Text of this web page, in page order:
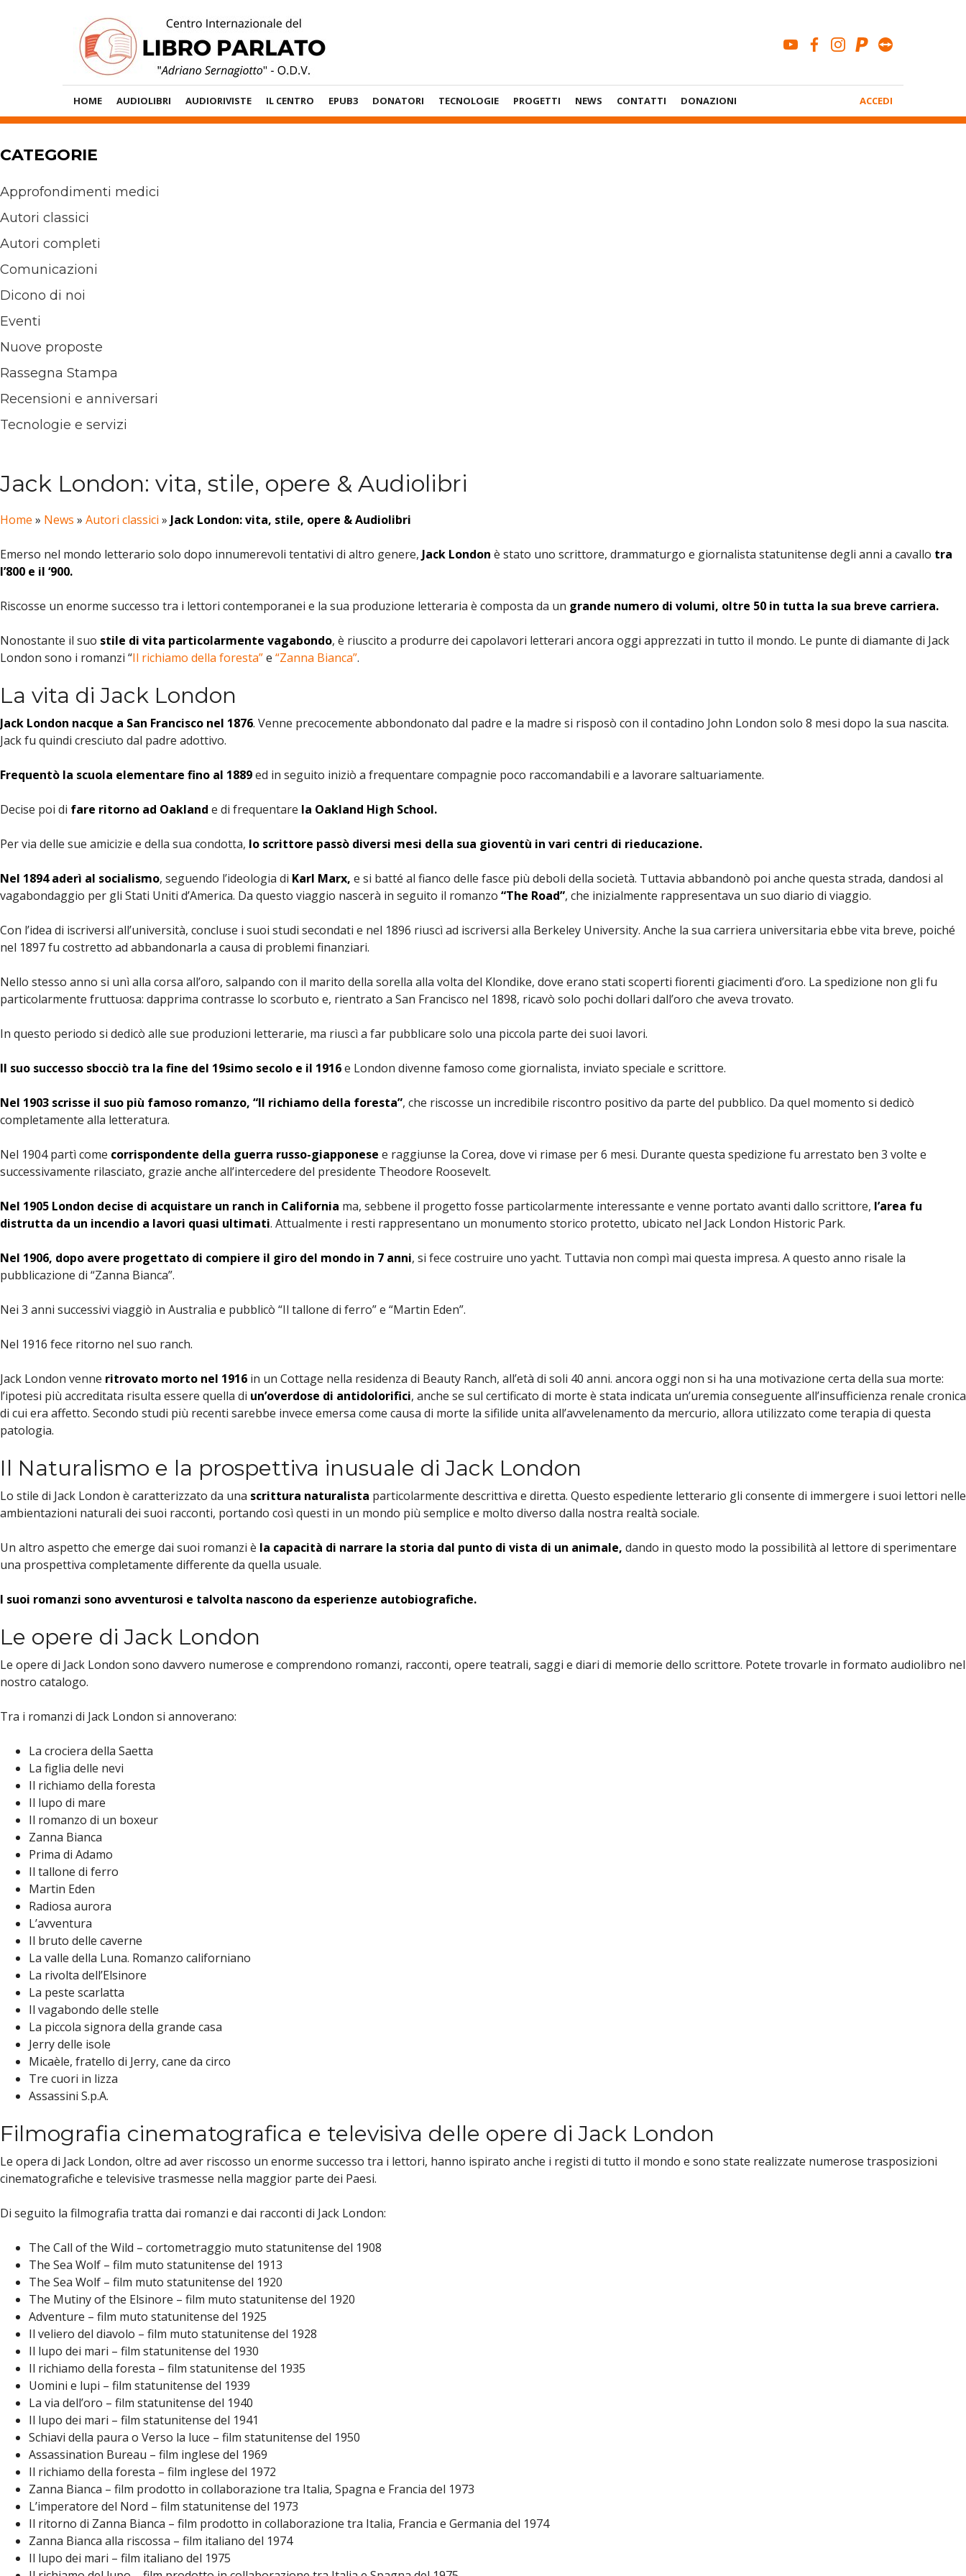
youtubefacebook
instagram
paypal
Menù
Principale
HOME AUDIOLIBRI AUDIORIVISTE IL CENTRO EPUB3 DONATORI TECNOLOGIE PROGETTI NEWS CONTATTI DONAZIONI
Account
ACCEDI
CATEGORIE
Approfondimenti medici
Autori classici
Autori completi
Comunicazioni
Dicono di noi
Eventi
Nuove proposte
Rassegna Stampa
Recensioni e anniversari
Tecnologie e servizi
Jack London: vita, stile, opere & Audiolibri
Home » News » Autori classici » Jack London: vita, stile, opere & Audiolibri
Emerso nel mondo letterario solo dopo innumerevoli tentativi di altro genere, Jack London è stato uno scrittore, drammaturgo e giornalista statunitense degli anni a cavallo tra
l’800 e il ‘900.
Riscosse un enorme successo tra i lettori contemporanei e la sua produzione letteraria è composta da un grande numero di volumi, oltre 50 in tutta la sua breve carriera.
Nonostante il suo stile di vita particolarmente vagabondo, è riuscito a produrre dei capolavori letterari ancora oggi apprezzati in tutto il mondo. Le punte di diamante di Jack
London sono i romanzi “Il richiamo della foresta”e “Zanna Bianca”.
La vita di Jack London
Jack London nacque a San Francisco nel 1876. Venne precocemente abbondonato dal padre e la madre si risposò con il contadino John London solo 8 mesi dopo la sua nascita.
Jack fu quindi cresciuto dal padre adottivo.
Frequentò la scuola elementare fino al 1889ed in seguito iniziò a frequentare compagnie poco raccomandabili e a lavorare saltuariamente.
Decise poi di fare ritorno ad Oakland e di frequentare la Oakland High School.
Per via delle sue amicizie e della sua condotta, lo scrittore passò diversi mesi della sua gioventù in vari centri di rieducazione.
Nel 1894 aderì al socialismo, seguendo l’ideologia di Karl Marx, e si batté al fianco delle fasce più deboli della società. Tuttavia abbandonò poi anche questa strada, dandosi al
vagabondaggio per gli Stati Uniti d’America. Da questo viaggio nascerà in seguito il romanzo “The Road”, che inizialmente rappresentava un suo diario di viaggio.
Con l’idea di iscriversi all’università, concluse i suoi studi secondati e nel 1896 riuscì ad iscriversi alla Berkeley University. Anche la sua carriera universitaria ebbe vita breve, poiché
nel 1897 fu costretto ad abbandonarla a causa di problemi finanziari.
Nello stesso anno si unì alla corsa all’oro, salpando con il marito della sorella alla volta del Klondike, dove erano stati scoperti fiorenti giacimenti d’oro. La spedizione non gli fu
particolarmente fruttuosa: dapprima contrasse lo scorbuto e, rientrato a San Francisco nel 1898, ricavò solo pochi dollari dall’oro che aveva trovato.
In questo periodo si dedicò alle sue produzioni letterarie, ma riuscì a far pubblicare solo una piccola parte dei suoi lavori.
Il suo successo sbocciò tra la fine del 19simo secolo e il 1916e London divenne famoso come giornalista, inviato speciale e scrittore.
Nel 1903 scrisse il suo più famoso romanzo, “Il richiamo della foresta”, che riscosse un incredibile riscontro positivo da parte del pubblico. Da quel momento si dedicò
completamente alla letteratura.
Nel 1904 partì come corrispondente della guerra russo-giapponese e raggiunse la Corea, dove vi rimase per 6 mesi. Durante questa spedizione fu arrestato ben 3 volte e
successivamente rilasciato, grazie anche all’intercedere del presidente Theodore Roosevelt.
Nel 1905 London decise di acquistare un ranch in California ma, sebbene il progetto fosse particolarmente interessante e venne portato avanti dallo scrittore, l’area fu
distrutta da un incendio a lavori quasi ultimati. Attualmente i resti rappresentano un monumento storico protetto, ubicato nel Jack London Historic Park.
Nel 1906, dopo avere progettato di compiere il giro del mondo in 7 anni, si fece costruire uno yacht. Tuttavia non compì mai questa impresa. A questo anno risale la
pubblicazione di “Zanna Bianca”.
Nei 3 anni successivi viaggiò in Australia e pubblicò “Il tallone di ferro” e “Martin Eden”.
Nel 1916 fece ritorno nel suo ranch.
Jack London venne ritrovato morto nel 1916 in un Cottage nella residenza di Beauty Ranch, all’età di soli 40 anni. ancora oggi non si ha una motivazione certa della sua morte:
l’ipotesi più accreditata risulta essere quella di un’overdose di antidolorifici, anche se sul certificato di morte è stata indicata un’uremia conseguente all’insufficienza renale cronica
di cui era affetto. Secondo studi più recenti sarebbe invece emersa come causa di morte la sifilide unita all’avvelenamento da mercurio, allora utilizzato come terapia di questa
patologia.
Il Naturalismo e la prospettiva inusuale di Jack London
Lo stile di Jack London è caratterizzato da una scrittura naturalista particolarmente descrittiva e diretta. Questo espediente letterario gli consente di immergere i suoi lettori nelle
ambientazioni naturali dei suoi racconti, portando così questi in un mondo più semplice e molto diverso dalla nostra realtà sociale.
Un altro aspetto che emerge dai suoi romanzi è la capacità di narrare la storia dal punto di vista di un animale, dando in questo modo la possibilità al lettore di sperimentare
una prospettiva completamente differente da quella usuale.
I suoi romanzi sono avventurosi e talvolta nascono da esperienze autobiografiche.
Le opere di Jack London
Le opere di Jack London sono davvero numerose e comprendono romanzi, racconti, opere teatrali, saggi e diari di memorie dello scrittore. Potete trovarle in formato audiolibro nel
nostro catalogo.
Tra i romanzi di Jack London si annoverano:
La crociera della Saetta
La figlia delle nevi
Il richiamo della foresta
Il lupo di mare
Il romanzo di un boxeur
Zanna Bianca
Prima di Adamo
Il tallone di ferro
Martin Eden
Radiosa aurora
L’avventura
Il bruto delle caverne
La valle della Luna. Romanzo californiano
La rivolta dell’Elsinore
La peste scarlatta
Il vagabondo delle stelle
La piccola signora della grande casa
Jerry delle isole
Micaèle, fratello di Jerry, cane da circo
Tre cuori in lizza
Assassini S.p.A.
Filmografia cinematografica e televisiva delle opere di Jack London
Le opera di Jack London, oltre ad aver riscosso un enorme successo tra i lettori, hanno ispirato anche i registi di tutto il mondo e sono state realizzate numerose trasposizioni
cinematografiche e televisive trasmesse nella maggior parte dei Paesi.
Di seguito la filmografia tratta dai romanzi e dai racconti di Jack London:
The Call of the Wild – cortometraggio muto statunitense del 1908
The Sea Wolf – film muto statunitense del 1913
The Sea Wolf – film muto statunitense del 1920
The Mutiny of the Elsinore – film muto statunitense del 1920
Adventure – film muto statunitense del 1925
Il veliero del diavolo – film muto statunitense del 1928
Il lupo dei mari – film statunitense del 1930
Il richiamo della foresta – film statunitense del 1935
Uomini e lupi – film statunitense del 1939
La via dell’oro – film statunitense del 1940
Il lupo dei mari – film statunitense del 1941
Schiavi della paura o Verso la luce – film statunitense del 1950
Assassination Bureau – film inglese del 1969
Il richiamo della foresta – film inglese del 1972
Zanna Bianca – film prodotto in collaborazione tra Italia, Spagna e Francia del 1973
L’imperatore del Nord – film statunitense del 1973
Il ritorno di Zanna Bianca – film prodotto in collaborazione tra Italia, Francia e Germania del 1974
Zanna Bianca alla riscossa – film italiano del 1974
Il lupo dei mari – film italiano del 1975